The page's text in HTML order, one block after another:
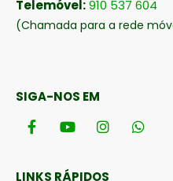
Telefone: 282 425 858
(Chamada para a rede fixa